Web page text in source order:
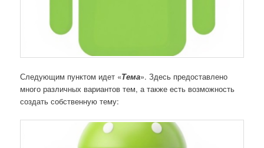
Следующим пунктом идет «Тема». Здесь предоставлено
много различных вариантов тем, а также есть возможность
создать собственную тему: